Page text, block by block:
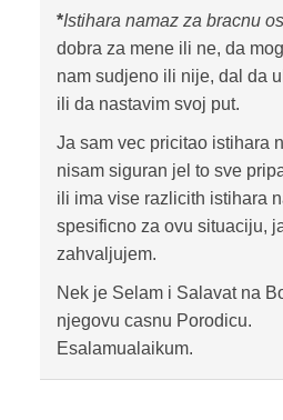
*Istihara namaz za bracnu
dobra za mene ili ne, da
nam sudjeno ili nije, dal da
ili da nastavim svoj put.
Ja sam vec pricitao istihara
nisam siguran jel to sve
ili ima vise razlicith istihara
spesificno za ovu situaciju,
zahvaljujem.
Nek je Selam i Salavat na
njegovu casnu Porodicu.
Esalamualaikum.